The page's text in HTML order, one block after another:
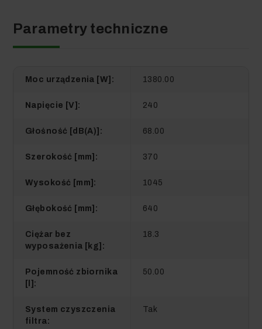
Parametry techniczne
Moc urządzenia [W]: 1380.00
Napięcie [V]: 240
Głośność [dB(A)]: 68.00
Szerokość [mm]: 370
Wysokość [mm]: 1045
Głębokość [mm]: 640
Ciężar bez
wyposażenia [kg]:
18.3
Pojemność zbiornika
[l]:
50.00
System czyszczenia
filtra:
Tak